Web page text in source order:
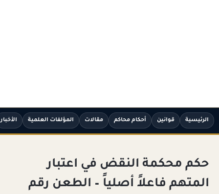
الرئيسية قوانين أحكام محاكم مقالات المؤلفات العلمية الأخبار
حكم محكمة النقض في اعتبار
المتهم فاعلاً أصلياً – الطعن رقم